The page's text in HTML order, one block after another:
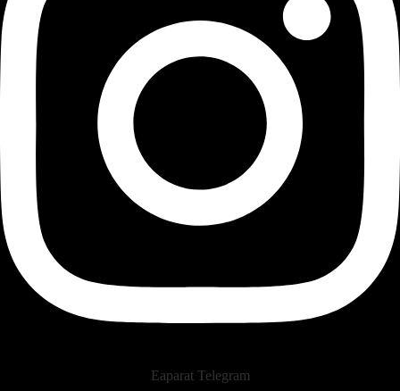
Eaparat Telegram